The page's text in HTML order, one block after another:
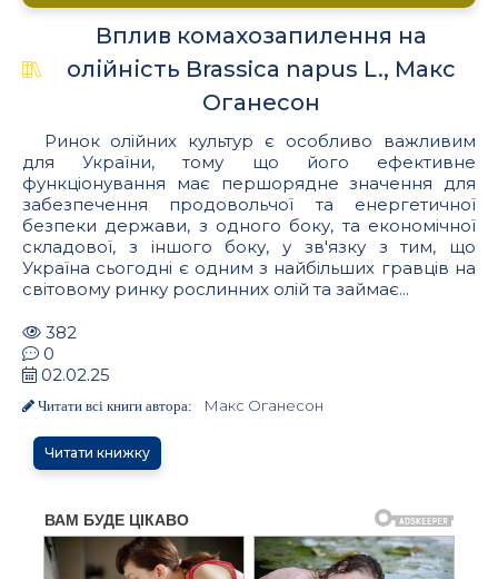
Вплив комахозапилення на
олійність Brassica napus L., Макс
Оганесон
Ринок олійних культур є особливо важливим
для України, тому що його ефективне
функціонування має першорядне значення для
забезпечення продовольчої та енергетичної
безпеки держави, з одного боку, та економічної
складової, з іншого боку, у зв'язку з тим, що
Україна сьогодні є одним з найбільших гравців на
світовому ринку рослинних олій та займає...
382
0
02.02.25
Читати всі книги автора: Макс Оганесон
Читати книжку